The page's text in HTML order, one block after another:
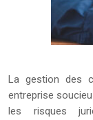
La gestion des
entreprise
les risques